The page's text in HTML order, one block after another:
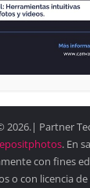
2026.| Partner
. En
con fines
o con licencia